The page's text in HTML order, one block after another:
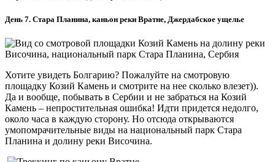
День 7. Стара Планина, каньон реки Вратне, Джердабское ущелье
Хотите увидеть Болгарию? Пожалуйте на смотровую
площадку Козий Камень и смотрите на нее сколько влезет)).
Да и вообще, побывать в Сербии и не забраться на Козий
Камень – непростительная ошибка! Идти придется недолго,
около часа в каждую сторону. Но отсюда открываются
умопомрачительные виды на национальный парк Стара
Планина и долину реки Височина.